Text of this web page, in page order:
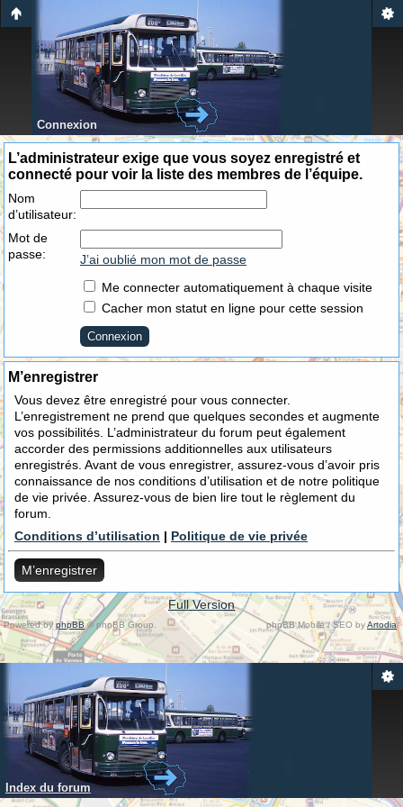
Connexion
L’administrateur exige que vous soyez enregistré et
connecté pour voir la liste des membres de l’équipe.
Nom
d’utilisateur:
Mot de
passe:
J’ai oublié mon mot de passe
Me connecter automatiquement à chaque visite
Cacher mon statut en ligne pour cette session
M’enregistrer
Vous devez être enregistré pour vous connecter.
L’enregistrement ne prend que quelques secondes et augmente
vos possibilités. L’administrateur du forum peut également
accorder des permissions additionnelles aux utilisateurs
enregistrés. Avant de vous enregistrer, assurez-vous d’avoir pris
connaissance de nos conditions d’utilisation et de notre politique
de vie privée. Assurez-vous de bien lire tout le règlement du
forum.
Conditions d’utilisation | Politique de vie privée
M’enregistrer
Full Version
Powered byphpBB© phpBB Group. phpBB Mobile / SEO byArtodia.
Index du forum